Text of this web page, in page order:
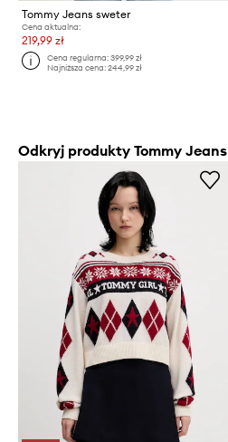
Tommy Jeans sweter
Cena aktualna:
219,99 zł
Cena regularna:399,99 zł
Najniższa cena:244,99 zł
Odkryj produkty Tommy Jeans